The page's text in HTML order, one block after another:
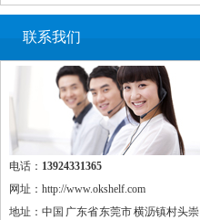
穿梭式货架
悬臂式货架
角钢货架
密集移动柜
蘑菇架
联系我们
电话： 13924331365
网址：http://www.okshelf.com
地址：中国 广东省 东莞市 横沥镇村头崇